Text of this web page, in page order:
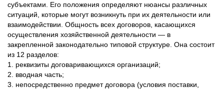
субъектами. Его положения определяют нюансы различных
ситуаций, которые могут возникнуть при их деятельности или
взаимодействии. Общность всех договоров, касающихся
осуществления хозяйственной деятельности — в
закрепленной законодательно типовой структуре. Она состоит
из 12 разделов:
1. реквизиты договаривающихся организаций;
2. вводная часть;
3. непосредственно предмет договора (условия поставки,